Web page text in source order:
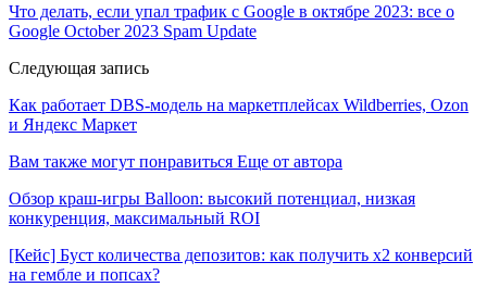
Что делать, если упал трафик с Google в октябре 2023: все о
Google October 2023 Spam Update
Следующая запись
Как работает DBS-модель на маркетплейсах Wildberries, Ozon
и Яндекс Маркет
Вам также могут понравиться Еще от автора
Обзор краш-игры Balloon: высокий потенциал, низкая
конкуренция, максимальный ROI
[Кейс] Буст количества депозитов: как получить х2 конверсий
на гембле и попсах?